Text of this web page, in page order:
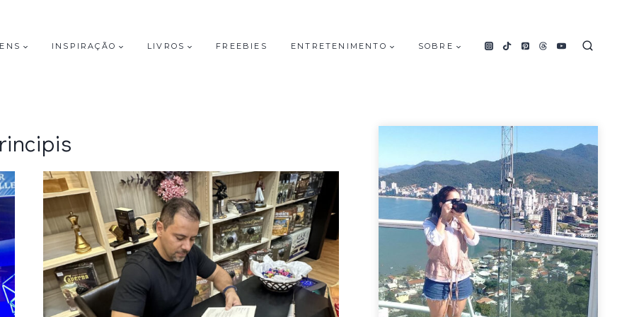
INSPIRAÇÃO LIVROS FREEBIES ENTRETENIMENTO SOBRE